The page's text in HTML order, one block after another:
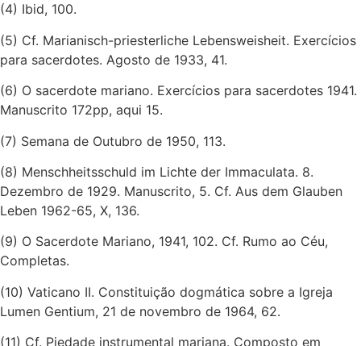
(4) Ibid, 100.
(5) Cf. Marianisch-priesterliche Lebensweisheit. Exercícios
para sacerdotes. Agosto de 1933, 41.
(6) O sacerdote mariano. Exercícios para sacerdotes 1941.
Manuscrito 172pp, aqui 15.
(7) Semana de Outubro de 1950, 113.
(8) Menschheitsschuld im Lichte der Immaculata. 8.
Dezembro de 1929. Manuscrito, 5. Cf. Aus dem Glauben
Leben 1962-65, X, 136.
(9) O Sacerdote Mariano, 1941, 102. Cf. Rumo ao Céu,
Completas.
(10) Vaticano II. Constituição dogmática sobre a Igreja
Lumen Gentium, 21 de novembro de 1964, 62.
(11) Cf. Piedade instrumental mariana. Composto em